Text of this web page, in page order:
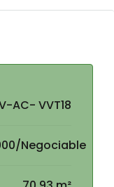
AC- VVT18
Negociable